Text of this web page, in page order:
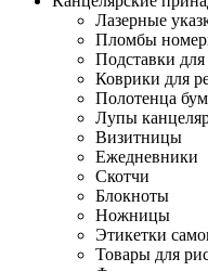
Лазерные
Пломбы
Подставки
Коврики для
Полотенца
Лупы
Визитницы
Ежедневники
Скотчи
Блокноты
Ножницы
Этикетки
Товары для